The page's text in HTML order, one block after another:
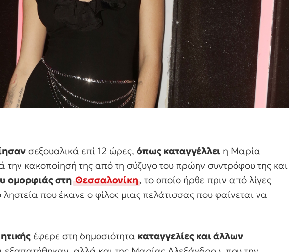
σεξουαλικά επί 12 ώρες, όπως καταγγέλλει η Μαρία
κακοποίησή της από τη σύζυγο του πρώην συντρόφου της και
ομορφιάς στηΘεσσαλονίκη, το οποίο ήρθε πριν από λίγες
που έκανε ο φίλος μιας πελάτισσας που φαίνεται να
έφερε στη δημοσιότητα καταγγελίες και άλλων